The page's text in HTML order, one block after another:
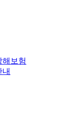
해보험